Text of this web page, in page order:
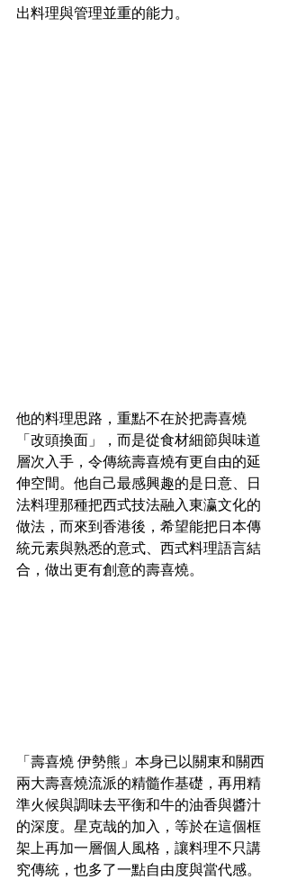
出料理與管理並重的能力。
他的料理思路，重點不在於把壽喜燒
「改頭換面」，而是從食材細節與味道
層次入手，令傳統壽喜燒有更自由的延
伸空間。他自己最感興趣的是日意、日
法料理那種把西式技法融入東瀛文化的
做法，而來到香港後，希望能把日本傳
統元素與熟悉的意式、西式料理語言結
合，做出更有創意的壽喜燒。
「壽喜燒 伊勢熊」本身已以關東和關西
兩大壽喜燒流派的精髓作基礎，再用精
準火候與調味去平衡和牛的油香與醬汁
的深度。星克哉的加入，等於在這個框
架上再加一層個人風格，讓料理不只講
究傳統，也多了一點自由度與當代感。